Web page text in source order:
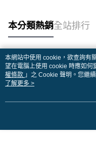
本分類熱銷全站排行
熱門標籤
本網站中使用 cookie，欲查詢有
望在電腦上使用 cookie 時應如何
權條款 」之 Cookie 聲明。您繼
用條款之 Cookie 聲明使用 cookie
了解更多 >